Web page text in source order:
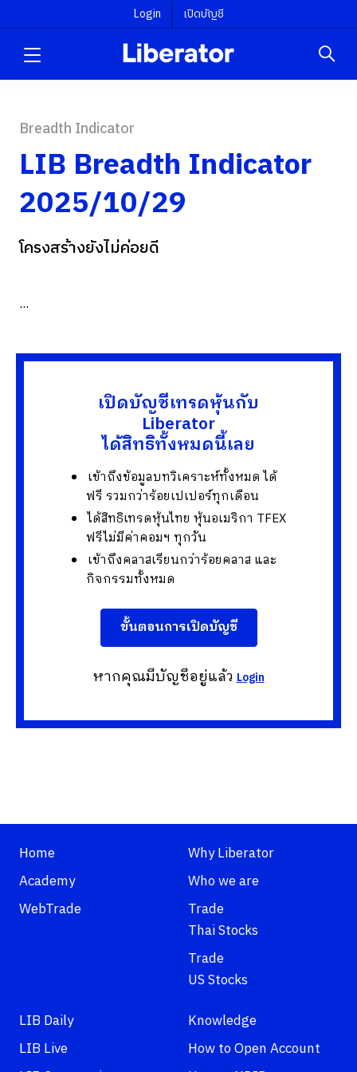
Login เปิดบัญชี
Breadth Indicator
LIB Breadth Indicator
2025/10/29
โครงสร้างยังไม่ค่อยดี
...
เปิดบัญชีเทรดหุ้นกับ
Liberator
ได้สิทธิทั้งหมดนี้เลย
เข้าถึงข้อมูลบทวิเคราะห์ทั้งหมด ได้
ฟรี รวมกว่าร้อยเปเปอร์ทุกเดือน
ได้สิทธิเทรดหุ้นไทย หุ้นอเมริกา TFEX
ฟรีไม่มีค่าคอมฯ ทุกวัน
เข้าถึงคลาสเรียนกว่าร้อยคลาส และ
กิจกรรมทั้งหมด
ขั้นตอนการเปิดบัญชี
หากคุณมีบัญชีอยู่แล้วLogin
Home
Academy
WebTrade
Why Liberator
Who we are
Trade
Thai Stocks
Trade
US Stocks
LIB Daily
LIB Live
Knowledge
How to Open Account